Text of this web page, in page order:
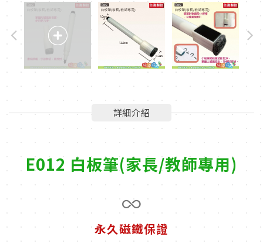
詳細介紹
E012 白板筆(家長/教師專用)
永久磁鐵保證